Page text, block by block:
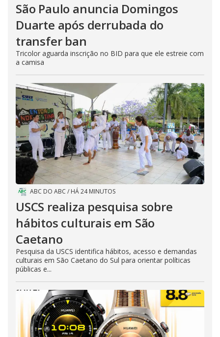
São Paulo anuncia Domingos
Duarte após derrubada do
transfer ban
Tricolor aguarda inscrição no BID para que ele estreie com
a camisa
ABC DO ABC / HÁ 24 MINUTOS
USCS realiza pesquisa sobre
hábitos culturais em São
Caetano
Pesquisa da USCS identifica hábitos, acesso e demandas
culturais em São Caetano do Sul para orientar políticas
públicas e...